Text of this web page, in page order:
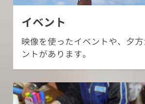
イベント
映像を使ったイベントや、夕
ントがあります。